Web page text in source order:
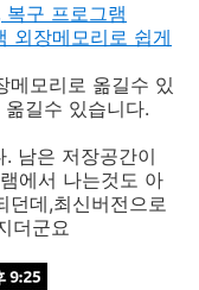
구 프로그램
외장메모리로 쉽게
모리로 옮길수 있
길수 있습니다.
남은 저장공간이
에서 나는것도 아
던데,최신버전으로
더군요